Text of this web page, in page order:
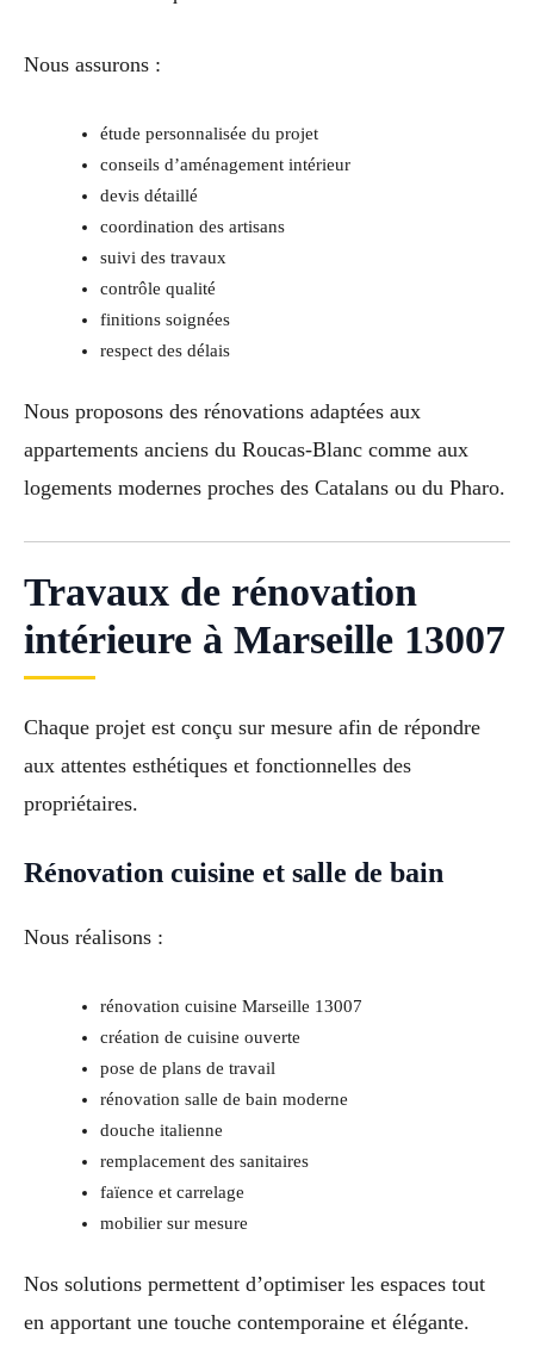
Nous assurons :
étude personnalisée du projet
conseils d’aménagement intérieur
devis détaillé
coordination des artisans
suivi des travaux
contrôle qualité
finitions soignées
respect des délais
Nous proposons des rénovations adaptées aux
appartements anciens du Roucas-Blanc comme aux
logements modernes proches des Catalans ou du Pharo.
Travaux de rénovation
intérieure à Marseille 13007
Chaque projet est conçu sur mesure afin de répondre
aux attentes esthétiques et fonctionnelles des
propriétaires.
Rénovation cuisine et salle de bain
Nous réalisons :
rénovation cuisine Marseille 13007
création de cuisine ouverte
pose de plans de travail
rénovation salle de bain moderne
douche italienne
remplacement des sanitaires
faïence et carrelage
mobilier sur mesure
Nos solutions permettent d’optimiser les espaces tout
en apportant une touche contemporaine et élégante.